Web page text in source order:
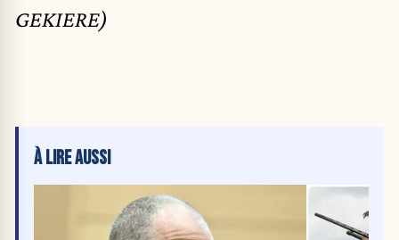
GEKIERE)
À LIRE AUSSI